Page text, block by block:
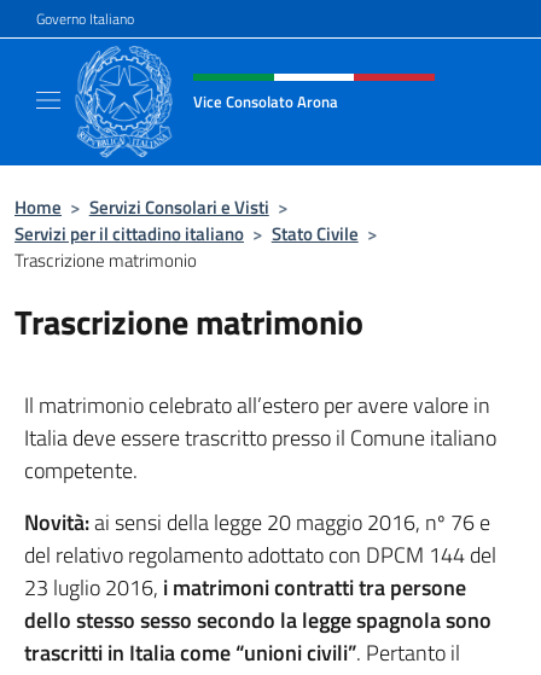
Salta al contenuto
Governo Italiano
Intestazione sito, social e menù
Vice Consolato Arona
Home > Servizi Consolari e Visti >
Servizi per il cittadino italiano > Stato Civile >
Trascrizione matrimonio
Trascrizione matrimonio
Il matrimonio celebrato all’estero per avere valore in
Italia deve essere trascritto presso il Comune italiano
competente.
Novità:ai sensi della legge 20 maggio 2016, nº 76 e
del relativo regolamento adottato con DPCM 144 del
23 luglio 2016, i matrimoni contratti tra persone
dello stesso sesso secondo la legge spagnola sono
trascritti in Italia come “unioni civili”. Pertanto il